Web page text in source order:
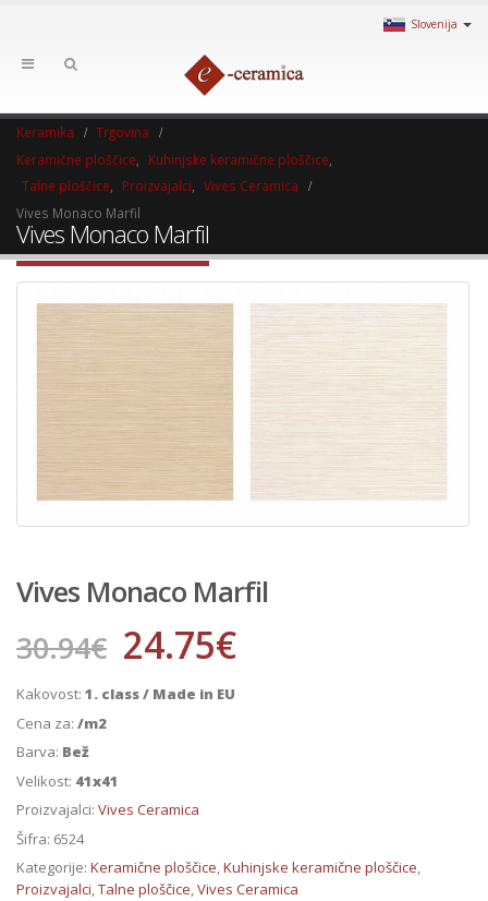
Slovenija
Keramika
Trgovina
Keramične ploščice
Kuhinjske keramične ploščice
Talne ploščice
Proizvajalci
Vives Ceramica
Vives Monaco Marfil
Vives Monaco Marfil
Vives Monaco Marfil
30.94€ 24.75€
Kakovost: 1. class / Made in EU
Cena za: /m2
Barva: Bež
Velikost: 41x41
Proizvajalci: Vives Ceramica
Šifra: 6524
Kategorije: Keramične ploščice,Kuhinjske keramične ploščice,
Proizvajalci,Talne ploščice,Vives Ceramica